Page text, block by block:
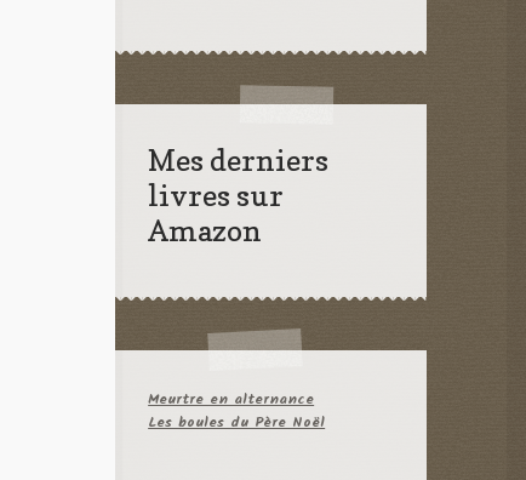
Mes derniers
livres sur
Amazon
Meurtre en alternance
Les boules du Père Noël